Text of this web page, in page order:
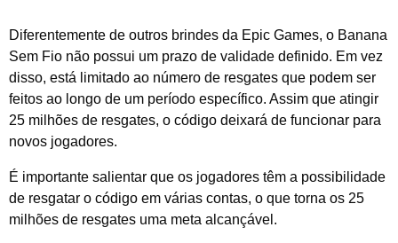
Diferentemente de outros brindes da Epic Games, o Banana
Sem Fio não possui um prazo de validade definido. Em vez
disso, está limitado ao número de resgates que podem ser
feitos ao longo de um período específico. Assim que atingir
25 milhões de resgates, o código deixará de funcionar para
novos jogadores.
É importante salientar que os jogadores têm a possibilidade
de resgatar o código em várias contas, o que torna os 25
milhões de resgates uma meta alcançável.